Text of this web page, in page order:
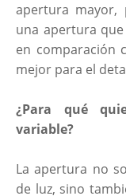
apertura mayor,
una apertura
en comparación
mejor para el
¿Para qué
variable?
La apertura no
de luz, sino